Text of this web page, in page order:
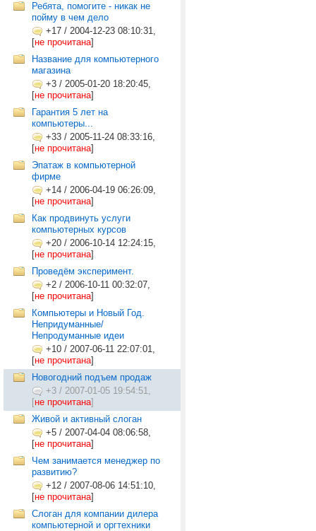
Ребята, помогите - никак не
пойму в чем дело
+17 / 2004-12-23 08:10:31,
[не прочитана]
Название для компьютерного
магазина
+3 / 2005-01-20 18:20:45,
[не прочитана]
Гарантия 5 лет на
компьютеры...
+33 / 2005-11-24 08:33:16,
[не прочитана]
Эпатаж в компьютерной
фирме
+14 / 2006-04-19 06:26:09,
[не прочитана]
Как продвинуть услуги
компьютерных курсов
+20 / 2006-10-14 12:24:15,
[не прочитана]
Проведём эксперимент.
+2 / 2006-10-11 00:32:07,
[не прочитана]
Компьютеры и Новый Год.
Непридуманные/
Непродуманные идеи
+10 / 2007-06-11 22:07:01,
[не прочитана]
Новогодний подъем продаж
+3 / 2007-01-05 19:54:51,
[не прочитана]
Живой и активный слоган
+5 / 2007-04-04 08:06:58,
[не прочитана]
Чем занимается менеджер по
развитию?
+12 / 2007-08-06 14:51:10,
[не прочитана]
Слоган для компании дилера
компьютерной и оргтехники